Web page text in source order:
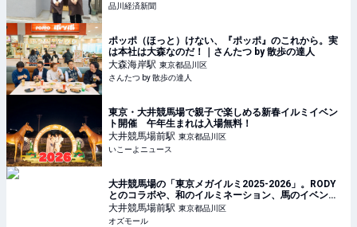
品川経済新聞
ポッポ（ほっと）けない、『ポッポ』のこれから。実
は本社は大森なのだ！｜さんたつ by 散歩の達人
大森海岸駅 東京都品川区
さんたつ by 散歩の達人
東京・大井競馬場で親子で楽しめる新春イルミイベン
ト開催 午年生まれは入場無料！
大井競馬場前駅 東京都品川区
いこーよニュース
大井競馬場の「東京メガイルミ2025-2026」。RODY
とのコラボや、和のイルミネーション、馬のイベント
も - OZmall
大井競馬場前駅 東京都品川区
オズモール